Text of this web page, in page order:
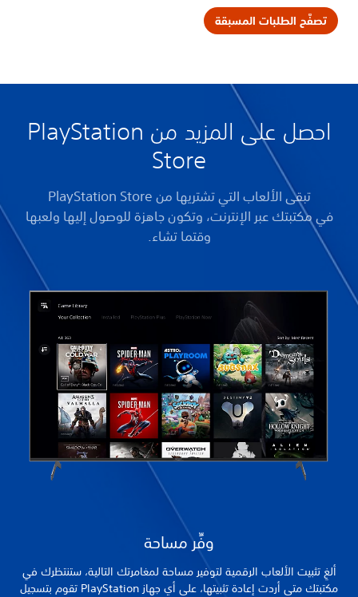
تصفَّح الطلبات المسبقة
احصل على المزيد من PlayStation
Store
تبقى الألعاب التي تشتريها من PlayStation Store
في مكتبتك عبر الإنترنت، وتكون جاهزة للوصول إليها ولعبها
وقتما تشاء.
وفِّر مساحة
ألغِ تثبيت الألعاب الرقمية لتوفير مساحة لمغامرتك التالية، ستنتظرك في
مكتبتك متى أردت إعادة تثبيتها، على أي جهاز PlayStation تقوم بتسجيل